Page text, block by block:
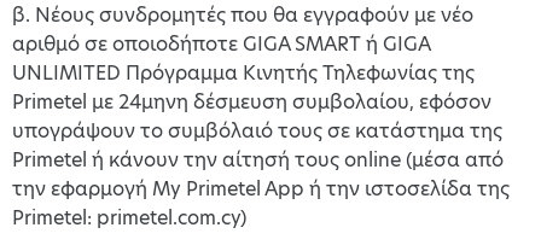
β. Νέους συνδρομητές που θα εγγραφούν με νέο
αριθμό σε οποιοδήποτε GIGA SMART ή GIGA
UNLIMITED Πρόγραμμα Κινητής Τηλεφωνίας της
Primetel με 24μηνη δέσμευση συμβολαίου, εφόσον
υπογράψουν το συμβόλαιό τους σε κατάστημα της
Primetel ή κάνουν την αίτησή τους online (μέσα από
την εφαρμογή My Primetel App ή την ιστοσελίδα της
Primetel: primetel.com.cy)